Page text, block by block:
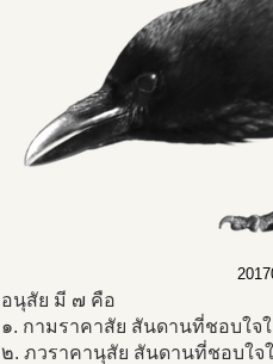
อนุสัย มี ๗ คือ
๑. กามราคาสัย สันดานที่ชอบใ
๒. ภวราคานุสัย สันดานที่ชอบใจ